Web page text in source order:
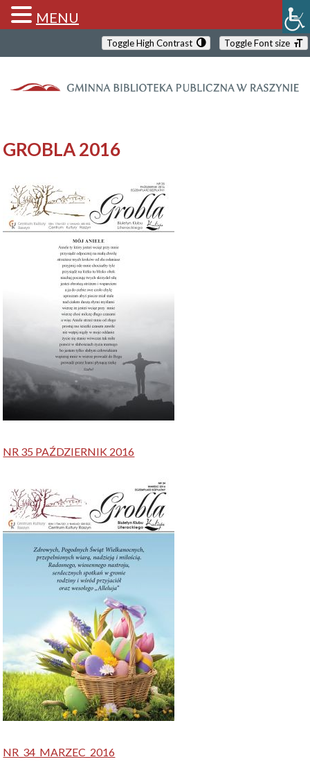
Toggle High Contrast Toggle Font size
GROBLA 2016
NR 35 PAŹDZIERNIK 2016
NR_34_MARZEC_2016
MENU